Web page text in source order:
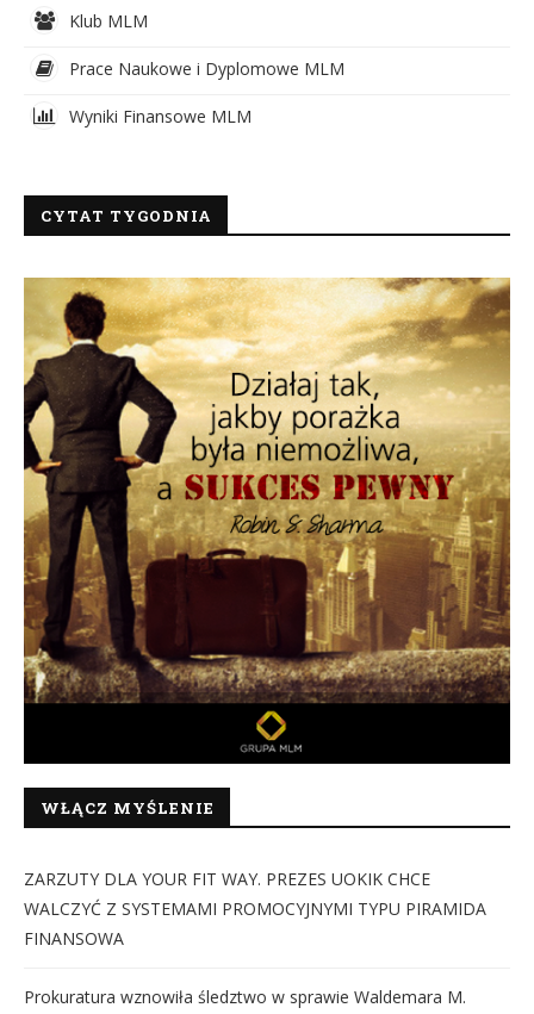
Klub MLM
Prace Naukowe i Dyplomowe MLM
Wyniki Finansowe MLM
CYTAT TYGODNIA
WŁĄCZ MYŚLENIE
ZARZUTY DLA YOUR FIT WAY. PREZES UOKIK CHCE
WALCZYĆ Z SYSTEMAMI PROMOCYJNYMI TYPU PIRAMIDA
FINANSOWA
Prokuratura wznowiła śledztwo w sprawie Waldemara M.